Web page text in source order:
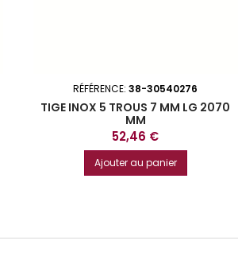
RÉFÉRENCE:38-30540276
TIGE INOX 5 TROUS 7 MM LG 2070
MM
Prix
52,46 €
Ajouter au panier